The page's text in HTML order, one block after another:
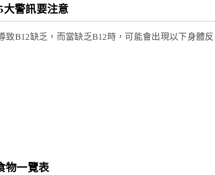
大警訊要注意
B12缺乏，而當缺乏B12時，可能會出現以下身體反
物一覽表